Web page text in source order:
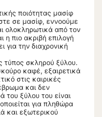
ποιότητας μασίφ
σε μασίφ, εννοούμε
ολοκληρωτικά από τον
η πιο ακριβή επιλογή
για την διαχρονική
τύπος σκληρού ξύλου.
καφέ, εξαιρετικά
στις καιρικές
και δεν
του ξύλου του είναι
για πληθώρα
και εξωτερικού